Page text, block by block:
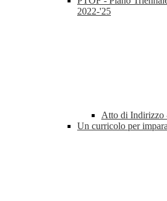
2022-'25
Atto di Indirizzo
Un curricolo per